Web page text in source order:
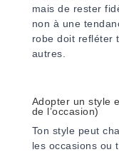
mais de rester
non à une
robe doit refléter
autres.
Adopter un style
de l’occasion)
Ton style peut
les occasions ou